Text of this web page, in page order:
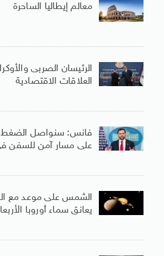
معالم إيطاليا الساحرة
الرئيسان الصربى
العلاقات الاقتصادية
فانس: سنواصل الضغط
على مسار آمن للسفن
الشمس على موعد مع
يعانق سماء أوروبا